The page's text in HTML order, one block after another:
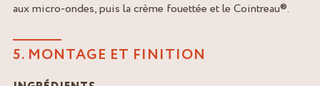
aux micro-ondes, puis la crème fouettée et le Cointreau®.
5. MONTAGE ET FINITION